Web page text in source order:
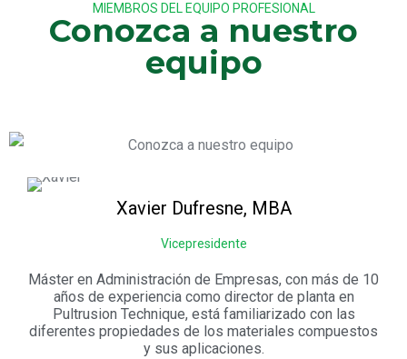
MIEMBROS DEL EQUIPO PROFESIONAL
Conozca a nuestro
equipo
Xavier Dufresne, MBA
Vicepresidente
Máster en Administración de Empresas, con más de 10
años de experiencia como director de planta en
Pultrusion Technique, está familiarizado con las
diferentes propiedades de los materiales compuestos
y sus aplicaciones.